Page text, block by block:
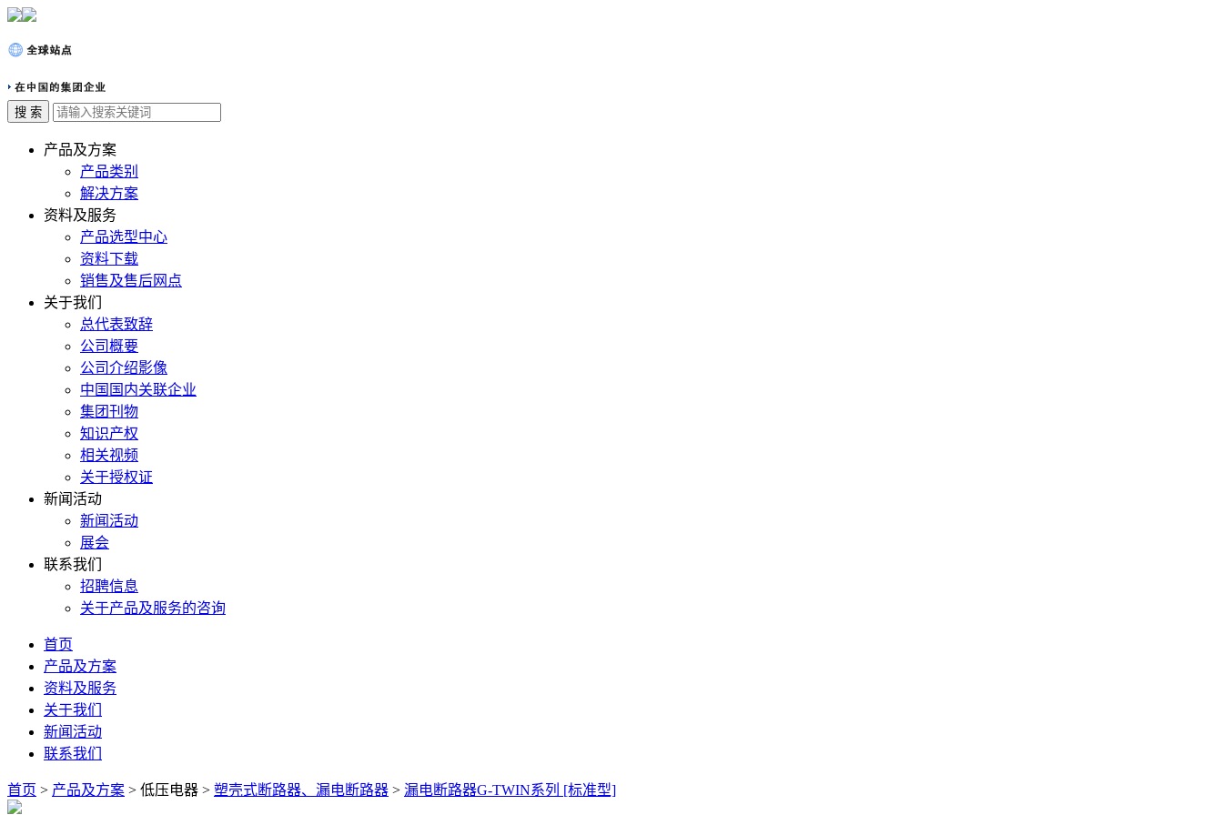
产品及方案
产品类别
解决方案
资料及服务
产品选型中心
资料下载
销售及售后网点
关于我们
总代表致辞
公司概要
公司介绍影像
中国国内关联企业
集团刊物
知识产权
相关视频
关于授权证
新闻活动
新闻活动
展会
联系我们
招聘信息
关于产品及服务的咨询
首页
产品及方案
资料及服务
关于我们
新闻活动
联系我们
首页 > 产品及方案 > 低压电器 > 塑壳式断路器、漏电断路器 > 漏电断路器G-TWIN系列 [标准型]